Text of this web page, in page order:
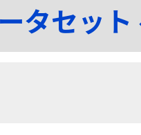
タセッ